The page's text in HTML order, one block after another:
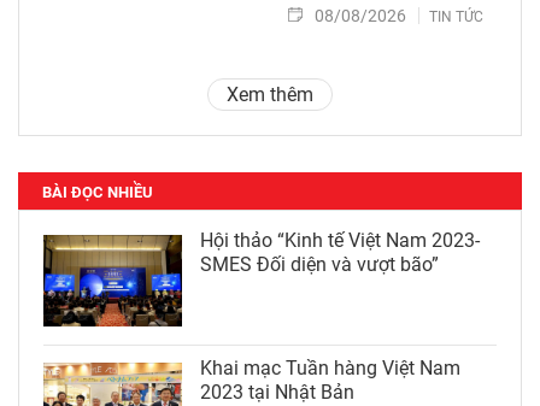
08/08/2026 TIN TỨC
Xem thêm
BÀI ĐỌC NHIỀU
Hội thảo “Kinh tế Việt Nam 2023-
SMES Đối diện và vượt bão”
Khai mạc Tuần hàng Việt Nam
2023 tại Nhật Bản